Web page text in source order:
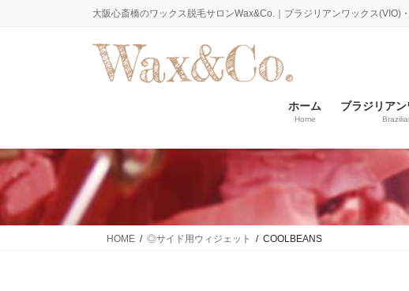
移
動
大阪心斎橋のワックス脱毛サロンWax&Co.｜ブラジリアンワックス(VIO)
ホーム
Home
ブラジリア
HOME ◎サイド用ウィジェット COOLBEANS